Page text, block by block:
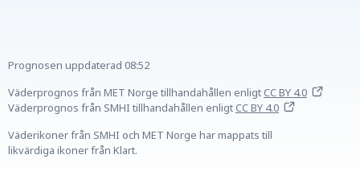
Prognosen uppdaterad 08:52
Väderprognos från MET Norge tillhandahållen enligtCC BY 4.0
Väderprognos från SMHI tillhandahållen enligtCC BY 4.0
Väderikoner från SMHI och MET Norge har mappats till
likvärdiga ikoner från Klart.